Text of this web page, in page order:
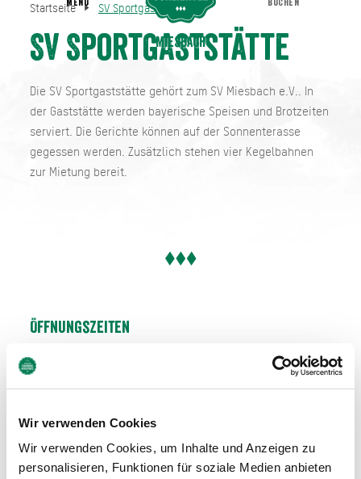
Wir verwenden Cookies
Wir verwenden Cookies, um Inhalte und Anzeigen zu
personalisieren, Funktionen für soziale Medien anbieten
Startseite SV Sportgaststätte
SV Sportgaststätte
Die SV Sportgaststätte gehört zum SV Miesbach e.V.. In
der Gaststätte werden bayerische Speisen und Brotzeiten
serviert. Die Gerichte können auf der Sonnenterasse
gegessen werden. Zusätzlich stehen vier Kegelbahnen
zur Mietung bereit.
Öffnungszeiten
11:00 Uhr - 13:30 Uhr
17:00 Uhr - 23:00 Uhr
Startseite SV Sportgaststätte
MENU
Miesbach
BUCHEN